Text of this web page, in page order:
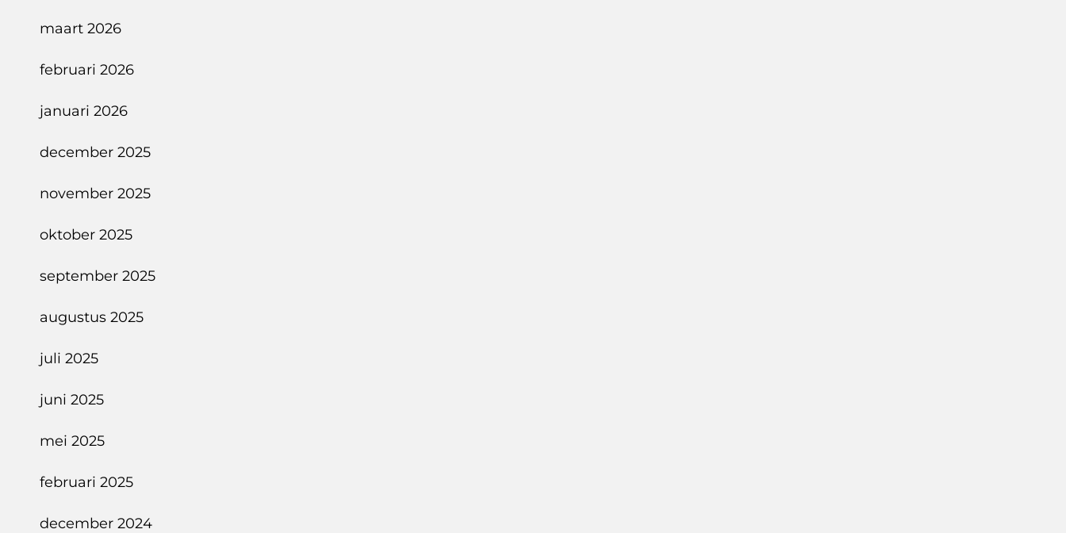
maart 2026
februari 2026
januari 2026
december 2025
november 2025
oktober 2025
september 2025
augustus 2025
juli 2025
juni 2025
mei 2025
februari 2025
december 2024